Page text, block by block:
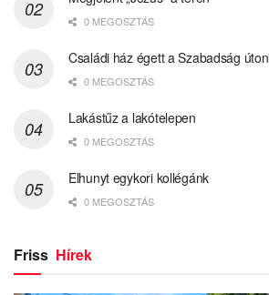
0 MEGOSZTÁS
Családi ház égett a Szabadság úton
0 MEGOSZTÁS
Lakástűz a lakótelepen
0 MEGOSZTÁS
Elhunyt egykori kollégánk
0 MEGOSZTÁS
Friss Hírek